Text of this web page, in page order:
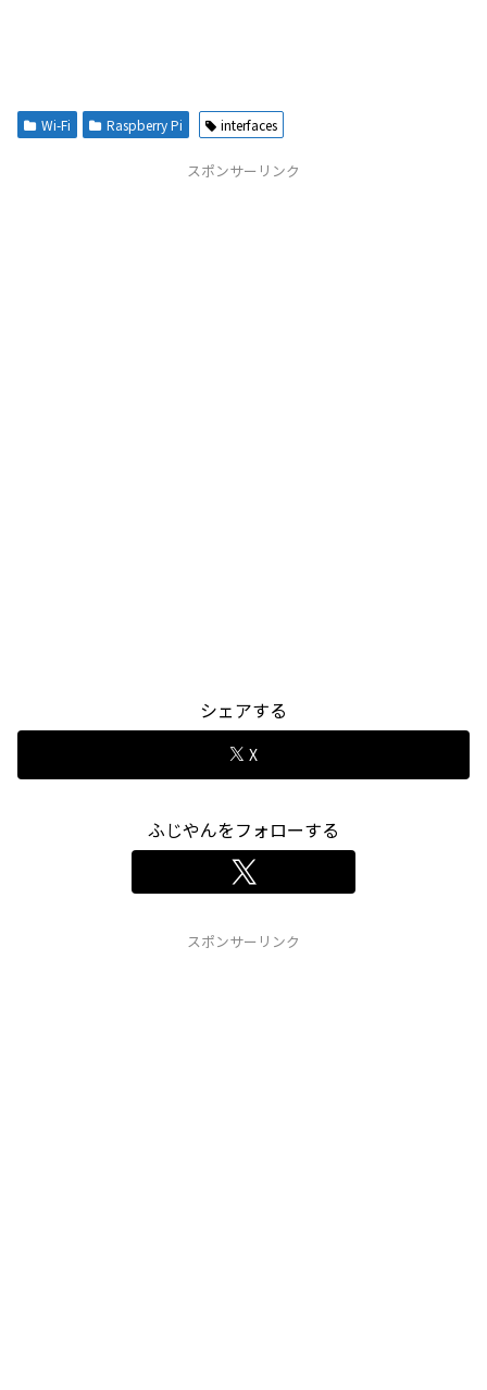
Wi-Fi Raspberry Pi interfaces
スポンサーリンク
シェアする
X
ふじやんをフォローする
スポンサーリンク